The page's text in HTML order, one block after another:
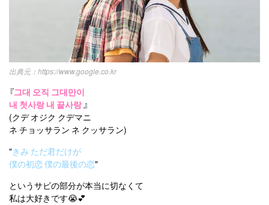
https://www.google.co.kr
『그대 오직 그대만이
내 첫사랑 내 끝사랑』
(クデ オジク クデマニ
ネ チョッサラン ネ クッサラン)
"きみ ただ君だけが
僕の初恋 僕の最後の恋"
というサビの部分が本当に切なくて
私は大好きです😭💕